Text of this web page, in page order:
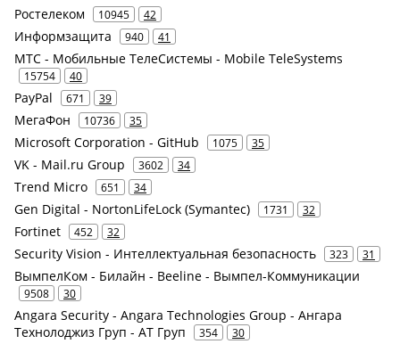
Ростелеком 10945 42
Информзащита 940 41
МТС - Мобильные ТелеСистемы - Mobile TeleSystems
15754 40
PayPal 671 39
МегаФон 10736 35
Microsoft Corporation - GitHub 1075 35
VK - Mail.ru Group 3602 34
Trend Micro 651 34
Gen Digital - NortonLifeLock (Symantec) 1731 32
Fortinet 452 32
Security Vision - Интеллектуальная безопасность 323 31
ВымпелКом - Билайн - Beeline - Вымпел-Коммуникации
9508 30
Angara Security - Angara Technologies Group - Ангара
Технолоджиз Груп - АТ Груп
354 30